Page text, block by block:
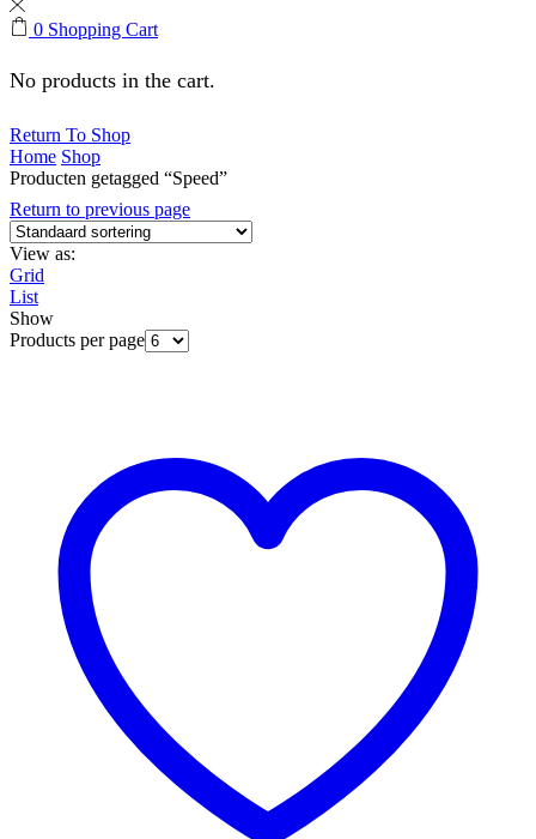
0 Shopping Cart
No products in the cart.
Return To Shop
Home Shop
Producten getagged “Speed”
Return to previous page
View as:
Grid
List
Show
Products per page